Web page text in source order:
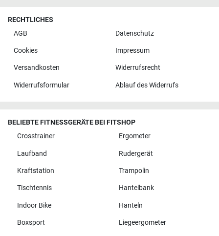
RECHTLICHES
AGB
Datenschutz
Cookies Impressum
Versandkosten Widerrufsrecht
Widerrufsformular Ablauf des Widerrufs
BELIEBTE FITNESSGERÄTE BEI FITSHOP
Crosstrainer
Ergometer
Laufband Rudergerät
Kraftstation Trampolin
Tischtennis Hantelbank
Indoor Bike Hanteln
Boxsport Liegeergometer